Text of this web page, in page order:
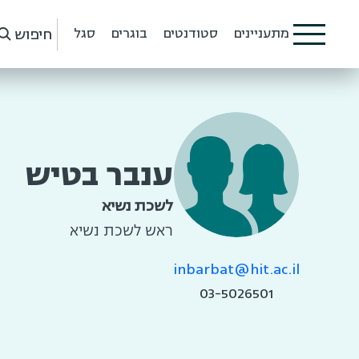
מתעניינים סטודנטים בוגרים סגל חיפוש
inbarbat@hit.ac.il
03-5026501
ענבר בטיש
לשכת נשיא
ראש לשכת נשיא